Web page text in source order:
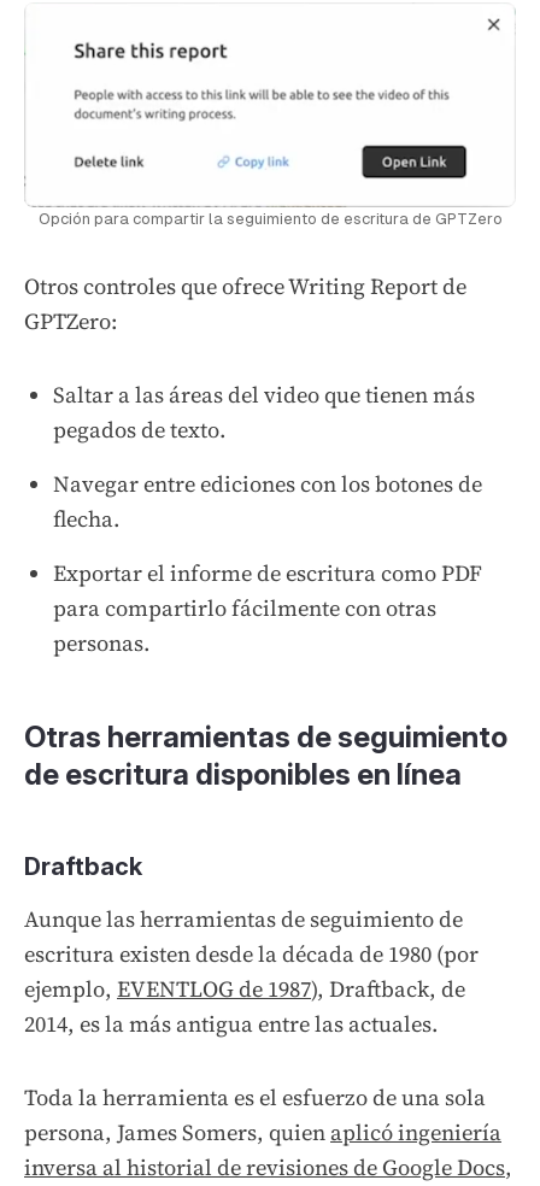
Opción para compartir la seguimiento de escritura de GPTZero
Otros controles que ofrece Writing Report de
GPTZero:
Saltar a las áreas del video que tienen más
pegados de texto.
Navegar entre ediciones con los botones de
flecha.
Exportar el informe de escritura como PDF
para compartirlo fácilmente con otras
personas.
Otras herramientas de seguimiento
de escritura disponibles en línea
Draftback
Aunque las herramientas de seguimiento de
escritura existen desde la década de 1980 (por
ejemplo, EVENTLOG de 1987), Draftback, de
2014, es la más antigua entre las actuales.
Toda la herramienta es el esfuerzo de una sola
persona, James Somers, quien aplicó ingeniería
inversa al historial de revisiones de Google Docs,